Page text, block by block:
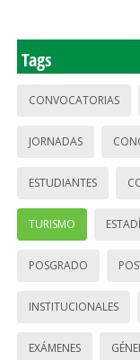
Tags
CONVOCATORIAS
JORNADAS
ESTUDIANTES
TURISMO
POSGRADO
INSTITUCIONALES
EXÁMENES